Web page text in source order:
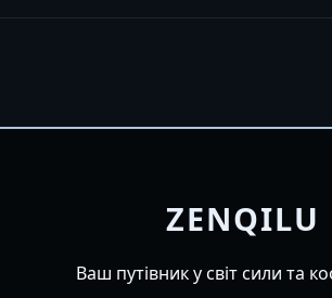
ZENQILU
Ваш путівник у світ сили та